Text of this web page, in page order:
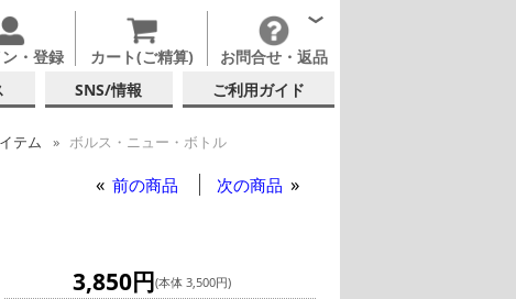
・登録 カート(ご精算) お問合せ・返品
SNS/情報 ご利用ガイド
テム ボルス・ニュー・ボトル
前の商品 次の商品
3,850円(本体 3,500円)